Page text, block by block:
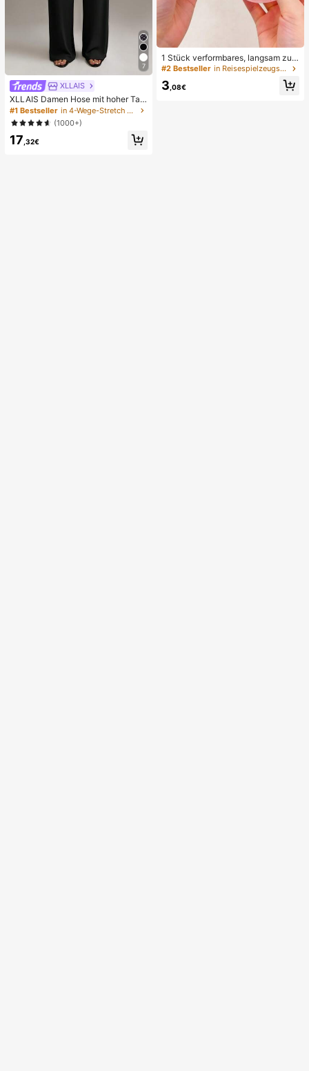
7
XLLAIS
XLLAIS Damen Hose mit hoher Taill
e und geradem Bein, modisch & deh
nbar, Herbst/Winter Lässig Schwarz
Frühling, Büro
#1 Bestseller
in 4-Wege-Stretch Frauen Unterteile
(1000+)
17 ,32€
1 Stück verformbares, langsam zur
ückfederndes, transparentes Eisball
-Quetschspielzeug, Stressabbau-Q
uetschspielzeug, Angstlinderungss
#2 Bestseller in Reisespielzeugset Quetschspielzeug für Teenager
3 ,08€